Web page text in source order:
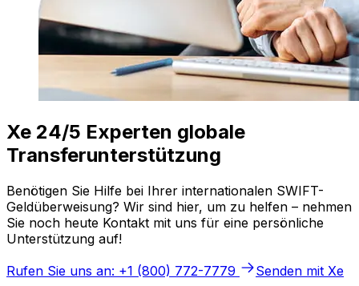
Xe 24/5 Experten globale
Transferunterstützung
Benötigen Sie Hilfe bei Ihrer internationalen SWIFT-
Geldüberweisung? Wir sind hier, um zu helfen – nehmen
Sie noch heute Kontakt mit uns für eine persönliche
Unterstützung auf!
Rufen Sie uns an: +1 (800) 772-7779
Senden mit Xe